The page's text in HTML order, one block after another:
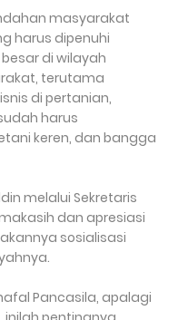
masyarakat
harus dipenuhi
di wilayah
terutama
di pertanian,
harus
keren, dan bangga
melalui Sekretaris
dan apresiasi
sosialisasi
Pancasila, apalagi